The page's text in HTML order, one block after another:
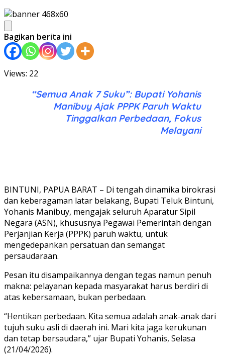
Bagikan berita ini
Views: 22
“Semua Anak 7 Suku”: Bupati Yohanis
Manibuy Ajak PPPK Paruh Waktu
Tinggalkan Perbedaan, Fokus
Melayani
BINTUNI, PAPUA BARAT – Di tengah dinamika birokrasi
dan keberagaman latar belakang, Bupati Teluk Bintuni,
Yohanis Manibuy, mengajak seluruh Aparatur Sipil
Negara (ASN), khususnya Pegawai Pemerintah dengan
Perjanjian Kerja (PPPK) paruh waktu, untuk
mengedepankan persatuan dan semangat
persaudaraan.
Pesan itu disampaikannya dengan tegas namun penuh
makna: pelayanan kepada masyarakat harus berdiri di
atas kebersamaan, bukan perbedaan.
“Hentikan perbedaan. Kita semua adalah anak-anak dari
tujuh suku asli di daerah ini. Mari kita jaga kerukunan
dan tetap bersaudara,” ujar Bupati Yohanis, Selasa
(21/04/2026).